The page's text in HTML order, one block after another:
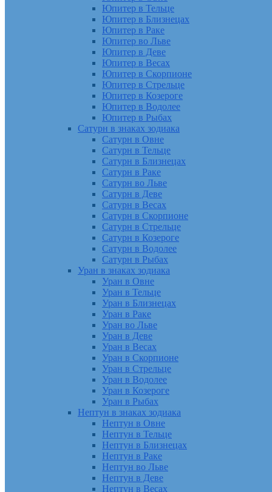
Юпитер в Тельце
Юпитер в Близнецах
Юпитер в Раке
Юпитер во Льве
Юпитер в Деве
Юпитер в Весах
Юпитер в Скорпионе
Юпитер в Стрельце
Юпитер в Козероге
Юпитер в Водолее
Юпитер в Рыбах
Сатурн в знаках зодиака
Сатурн в Овне
Сатурн в Тельце
Сатурн в Близнецах
Сатурн в Раке
Сатурн во Льве
Сатурн в Деве
Сатурн в Весах
Сатурн в Скорпионе
Сатурн в Стрельце
Сатурн в Козероге
Сатурн в Водолее
Сатурн в Рыбах
Уран в знаках зодиака
Уран в Овне
Уран в Тельце
Уран в Близнецах
Уран в Раке
Уран во Льве
Уран в Деве
Уран в Весах
Уран в Скорпионе
Уран в Стрельце
Уран в Водолее
Уран в Козероге
Уран в Рыбах
Нептун в знаках зодиака
Нептун в Овне
Нептун в Тельце
Нептун в Близнецах
Нептун в Раке
Нептун во Льве
Нептун в Деве
Нептун в Весах